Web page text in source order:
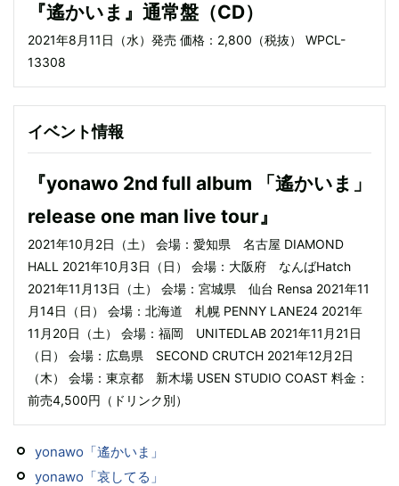
『遙かいま』通常盤（CD）
2021年8月11日（水）発売 価格：2,800（税抜） WPCL-
13308
イベント情報
『yonawo 2nd full album 「遙かいま」
release one man live tour』
2021年10月2日（土） 会場：愛知県 名古屋 DIAMOND
HALL 2021年10月3日（日） 会場：大阪府 なんばHatch
2021年11月13日（土） 会場：宮城県 仙台 Rensa 2021年11
月14日（日） 会場：北海道 札幌 PENNY LANE24 2021年
11月20日（土） 会場：福岡 UNITEDLAB 2021年11月21日
（日） 会場：広島県 SECOND CRUTCH 2021年12月2日
（木） 会場：東京都 新木場 USEN STUDIO COAST 料金：
前売4,500円（ドリンク別）
yonawo「遙かいま」
yonawo「哀してる」